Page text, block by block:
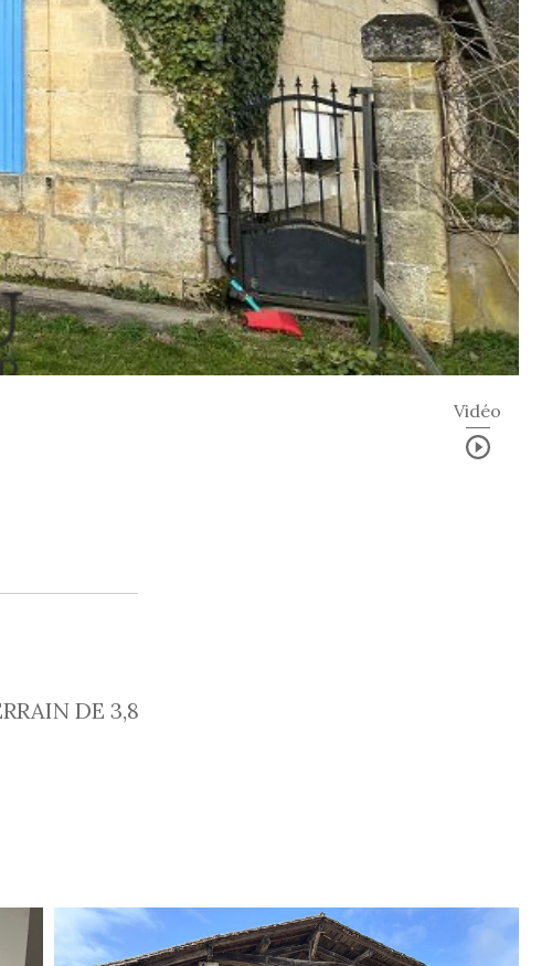
Vidéo
DE 3,8